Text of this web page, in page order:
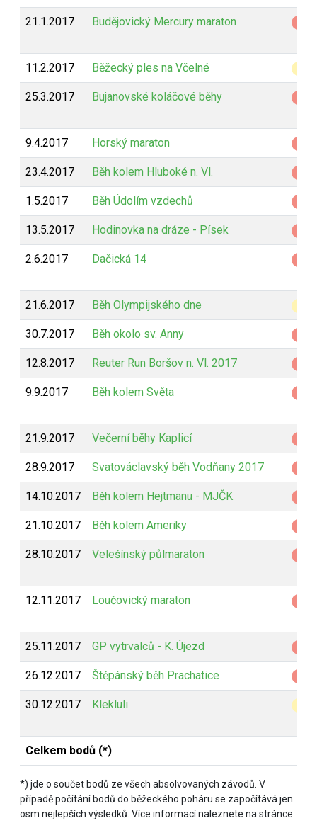
21.1.2017 Budějovický Mercury maraton
11.2.2017 Běžecký ples na Včelné
25.3.2017 Bujanovské koláčové běhy
9.4.2017 Horský maraton
23.4.2017 Běh kolem Hluboké n. Vl.
1.5.2017 Běh Údolím vzdechů
13.5.2017 Hodinovka na dráze - Písek
2.6.2017 Dačická 14
21.6.2017 Běh Olympijského dne
30.7.2017 Běh okolo sv. Anny
12.8.2017 Reuter Run Boršov n. Vl. 2017
9.9.2017 Běh kolem Světa
21.9.2017 Večerní běhy Kaplicí
28.9.2017 Svatováclavský běh Vodňany 2017
14.10.2017 Běh kolem Hejtmanu - MJČK
21.10.2017 Běh kolem Ameriky
28.10.2017 Velešínský půlmaraton
12.11.2017 Loučovický maraton
25.11.2017 GP vytrvalců - K. Újezd
26.12.2017 Štěpánský běh Prachatice
30.12.2017 Klekluli
Celkem bodů (*)
*) jde o součet bodů ze všech absolvovaných závodů. V
případě počítání bodů do běžeckého poháru se započítává jen
osm nejlepších výsledků. Více informací naleznete na stránce